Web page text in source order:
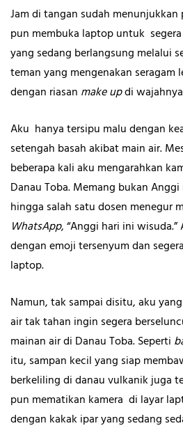
Jam di tangan sudah
pun membuka laptop untuk
yang sedang berlangsung melalui
teman yang mengenakan
dengan riasan make updi
Aku hanya tersipu malu dengan
setengah basah akibat main air.
beberapa kali aku mengarahkan
Danau Toba. Memang bukan
hingga salah satu dosen menegur
WhatsApp, “Anggi hari ini
dengan emoji tersenyum dan
laptop.
Namun, tak sampai disitu, aku
air tak tahan ingin segera
mainan air di Danau Toba. Seperti
itu, sampan kecil yang siap
berkeliling di danau vulkanik juga
pun mematikan kamera di layar
dengan kakak ipar yang sedang